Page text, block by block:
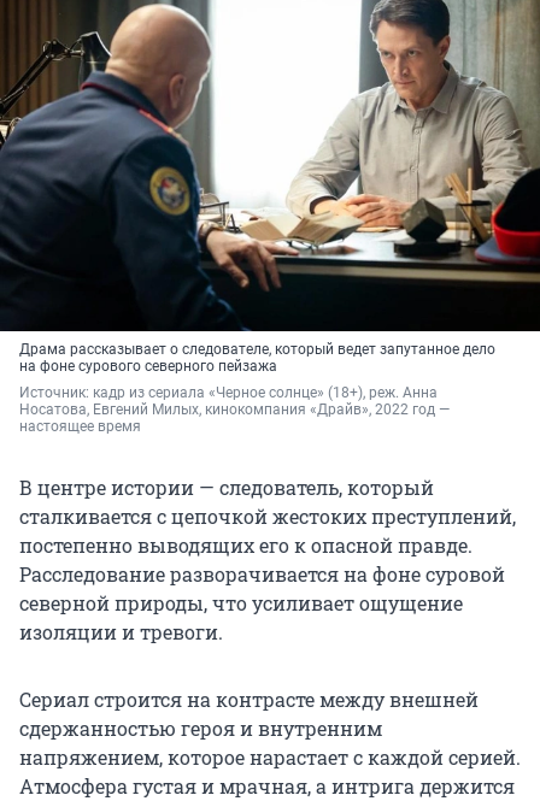
Драма рассказывает о следователе, который ведет запутанное дело
на фоне сурового северного пейзажа
Источник: кадр из сериала «Черное солнце» (18+), реж. Анна
Носатова, Евгений Милых, кинокомпания «Драйв», 2022 год —
настоящее время
В центре истории — следователь, который
сталкивается с цепочкой жестоких преступлений,
постепенно выводящих его к опасной правде.
Расследование разворачивается на фоне суровой
северной природы, что усиливает ощущение
изоляции и тревоги.
Сериал строится на контрасте между внешней
сдержанностью героя и внутренним
напряжением, которое нарастает с каждой серией.
Атмосфера густая и мрачная, а интрига держится